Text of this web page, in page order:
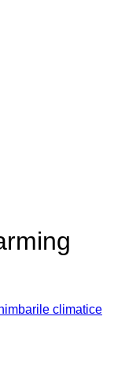
climatice